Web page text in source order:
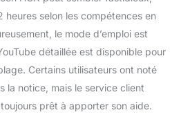
heures selon les compétences en
le mode d’emploi est
détaillée est disponible pour
Certains utilisateurs ont noté
la notice, mais le service client
prêt à apporter son aide.